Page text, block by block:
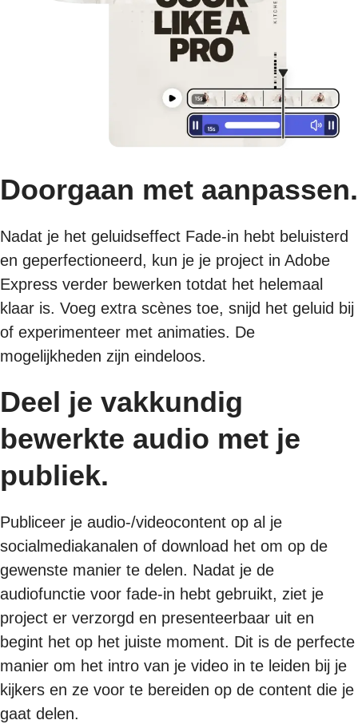
Doorgaan met aanpassen.
Nadat je het geluidseffect Fade-in hebt beluisterd
en geperfectioneerd, kun je je project in Adobe
Express verder bewerken totdat het helemaal
klaar is. Voeg extra scènes toe, snijd het geluid bij
of experimenteer met animaties. De
mogelijkheden zijn eindeloos.
Deel je vakkundig
bewerkte audio met je
publiek.
Publiceer je audio-/videocontent op al je
socialmediakanalen of download het om op de
gewenste manier te delen. Nadat je de
audiofunctie voor fade-in hebt gebruikt, ziet je
project er verzorgd en presenteerbaar uit en
begint het op het juiste moment. Dit is de perfecte
manier om het intro van je video in te leiden bij je
kijkers en ze voor te bereiden op de content die je
gaat delen.